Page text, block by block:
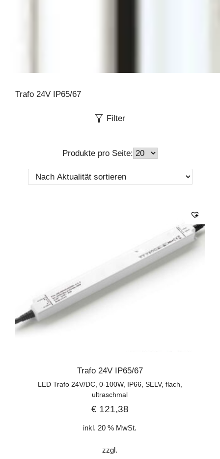
Trafo 24V IP65/67
Filter
Produkte pro Seite:
Trafo 24V IP65/67
LED Trafo 24V/DC, 0-100W, IP66, SELV, flach,
ultraschmal
€121,38
inkl. 20 % MwSt.
zzgl.